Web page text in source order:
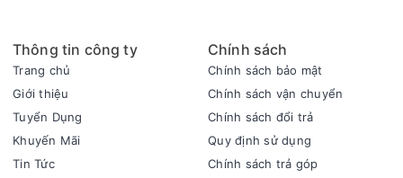
Thông tin công ty
Trang chủ
Giới thiệu
Tuyển Dụng
Khuyến Mãi
Tin Tức
Chính sách
Chính sách bảo mật
Chính sách vận chuyển
Chính sách đổi trả
Quy định sử dụng
Chính sách trả góp